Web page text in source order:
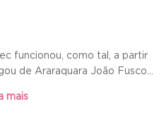
funcionou, como tal, a partir
de Araraquara João Fusco...
mais